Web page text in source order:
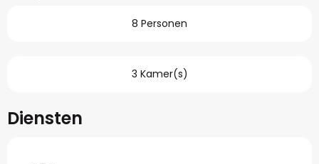
8 Personen
3 Kamer(s)
Diensten